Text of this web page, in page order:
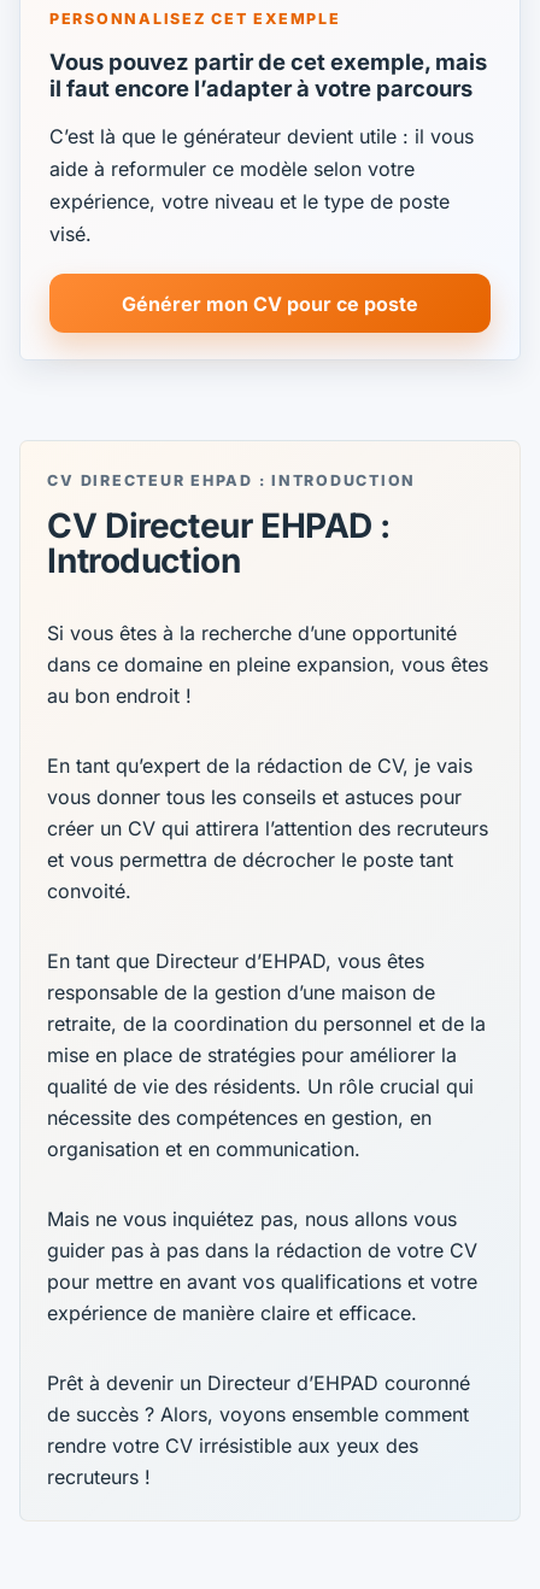
PERSONNALISEZ CET EXEMPLE
Vous pouvez partir de cet exemple, mais
il faut encore l’adapter à votre parcours
C’est là que le générateur devient utile : il vous
aide à reformuler ce modèle selon votre
expérience, votre niveau et le type de poste
visé.
Générer mon CV pour ce poste
CV DIRECTEUR EHPAD : INTRODUCTION
CV Directeur EHPAD :
Introduction
Si vous êtes à la recherche d’une opportunité
dans ce domaine en pleine expansion, vous êtes
au bon endroit !
En tant qu’expert de la rédaction de CV, je vais
vous donner tous les conseils et astuces pour
créer un CV qui attirera l’attention des recruteurs
et vous permettra de décrocher le poste tant
convoité.
En tant que Directeur d’EHPAD, vous êtes
responsable de la gestion d’une maison de
retraite, de la coordination du personnel et de la
mise en place de stratégies pour améliorer la
qualité de vie des résidents. Un rôle crucial qui
nécessite des compétences en gestion, en
organisation et en communication.
Mais ne vous inquiétez pas, nous allons vous
guider pas à pas dans la rédaction de votre CV
pour mettre en avant vos qualifications et votre
expérience de manière claire et efficace.
Prêt à devenir un Directeur d’EHPAD couronné
de succès ? Alors, voyons ensemble comment
rendre votre CV irrésistible aux yeux des
recruteurs !